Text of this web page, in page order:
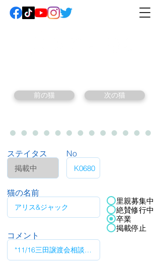
前の猫 次の猫
ステイタス No
猫の名前
コメント
里親募集中
絶賛修行中
卒業
掲載停止